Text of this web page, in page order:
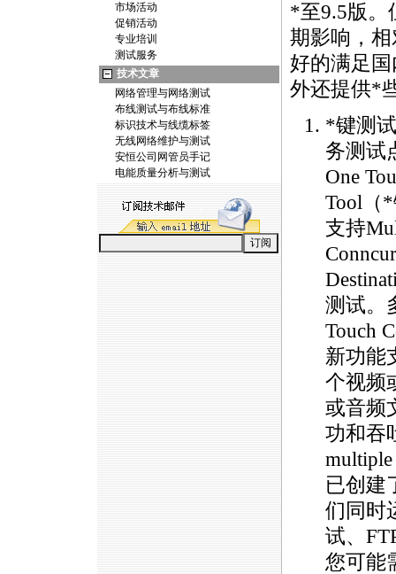
市场活动
促销活动
专业培训
测试服务
技术文章
网络管理与网络测试
布线测试与布线标准
标识技术与线缆标签
无线网络维护与测试
安恒公司网管员手记
电能质量分析与测试
*至9.5版。
期影响，
好的满足
外还提供*
*键测
务测试
One
Tool（*
支持
测试。
Touch
新功能
个视频
或音频
功和吞
已创建
们同时
试、
您可能